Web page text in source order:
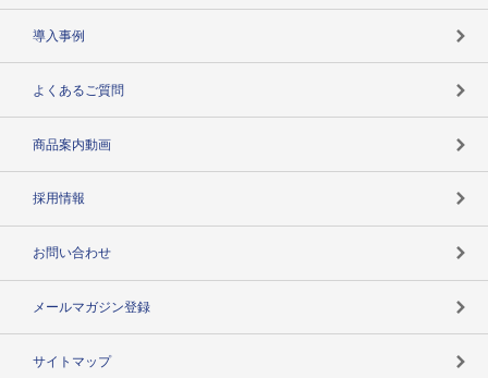
導入事例
よくあるご質問
商品案内動画
採用情報
お問い合わせ
メールマガジン登録
サイトマップ